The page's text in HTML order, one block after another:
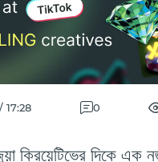
17:28 0
ক্রিয়েটিভের দিকে এক